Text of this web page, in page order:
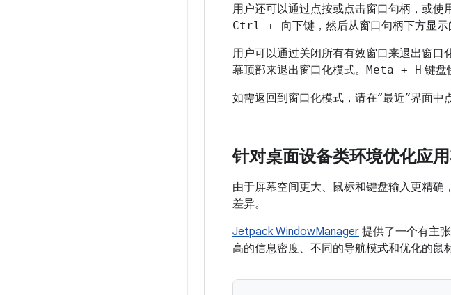
用户还可以通过点按或点击窗口句柄，或使
Ctrl + 向下键 ，然后从窗口句柄下方显
用户可以通过关闭所有有效窗口来退出窗
幕顶部来退出窗口化模式。 Meta + H 键盘
如需返回到窗口化模式，请在“最近”界面中
针对桌面设备类环境优化应
由于屏幕空间更大、鼠标和键盘输入更精
差异。
Jetpack WindowManager 提供了一个有主
高的信息密度、不同的导航模式和优化的鼠